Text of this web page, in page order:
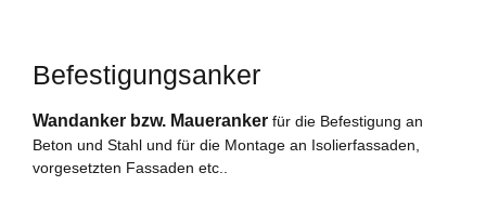
Befestigungsanker
Wandanker bzw. Maueranker für die Befestigung an
Beton und Stahl und für die Montage an Isolierfassaden,
vorgesetzten Fassaden etc..